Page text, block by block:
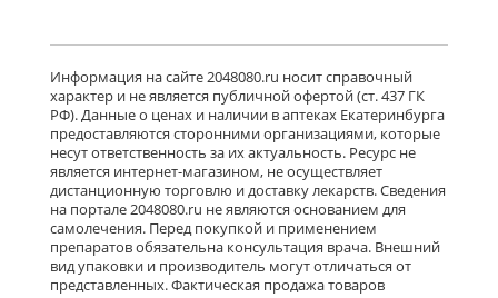
Детралекс (табл. п. плен. о. 1000 мг
№ 60) Лаборатории Сервье
Индастри Франция Сервье РУС ООО
Россия
есть в 1 аптеках
от 3 232,00 до 3 232,00
Флебавен (табл. п. плен. о. 500 мг №
32) КРКА-Рус ООО Россия
есть в 1 аптеках
от 920,00 до 920,00
Информация на сайте 2048080.ru носит справочный
характер и не является публичной офертой (ст. 437 ГК
РФ). Данные о ценах и наличии в аптеках Екатеринбурга
предоставляются сторонними организациями, которые
несут ответственность за их актуальность. Ресурс не
является интернет-магазином, не осуществляет
дистанционную торговлю и доставку лекарств. Сведения
на портале 2048080.ru не являются основанием для
самолечения. Перед покупкой и применением
препаратов обязательна консультация врача. Внешний
вид упаковки и производитель могут отличаться от
представленных. Фактическая продажа товаров